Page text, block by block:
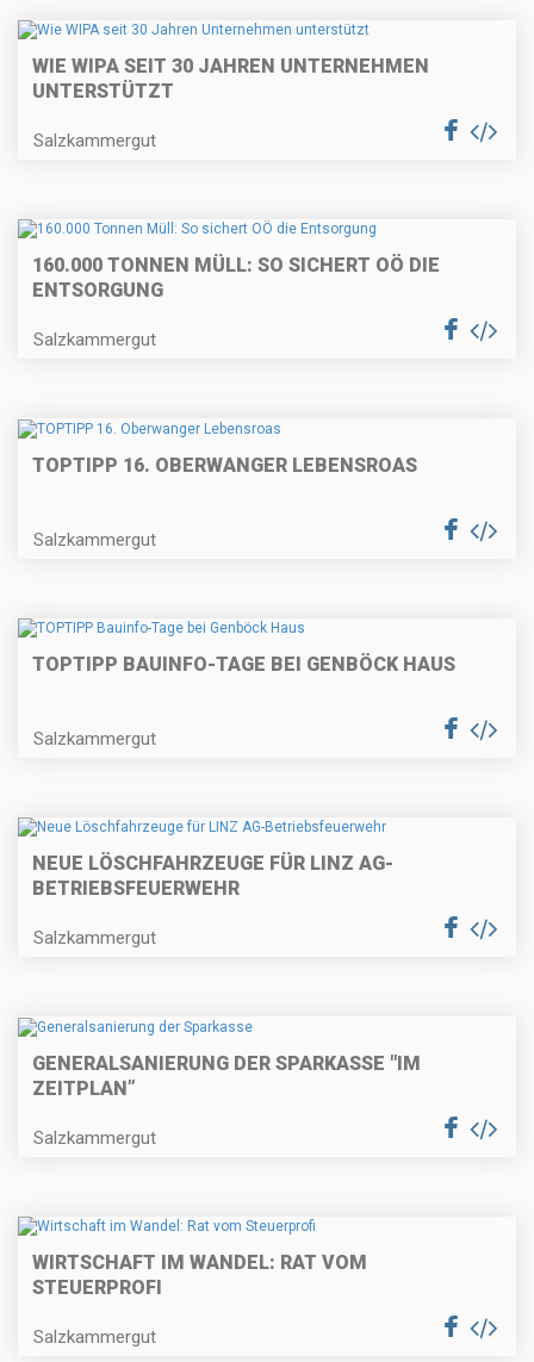
WIE WIPA SEIT 30 JAHREN UNTERNEHMEN
UNTERSTÜTZT
Salzkammergut
160.000 TONNEN MÜLL: SO SICHERT OÖ DIE
ENTSORGUNG
Salzkammergut
TOPTIPP 16. OBERWANGER LEBENSROAS
Salzkammergut
TOPTIPP BAUINFO-TAGE BEI GENBÖCK HAUS
Salzkammergut
NEUE LÖSCHFAHRZEUGE FÜR LINZ AG-
BETRIEBSFEUERWEHR
Salzkammergut
GENERALSANIERUNG DER SPARKASSE "IM
ZEITPLAN”
Salzkammergut
WIRTSCHAFT IM WANDEL: RAT VOM
STEUERPROFI
Salzkammergut